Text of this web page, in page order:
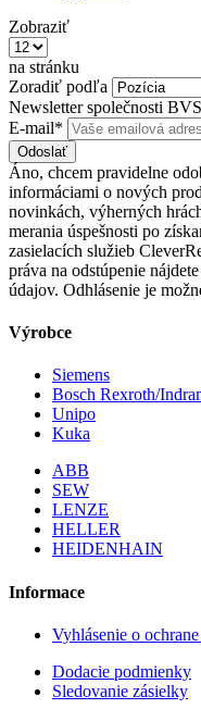
Zobraziť
na stránku
Zoradiť podľa
Newsletter společnosti BVS
E-mail*
Odoslať
Áno, chcem pravidelne
informáciami o nových
novinkách, výherných
merania úspešnosti po
zasielacích služieb
práva na odstúpenie
údajov. Odhlásenie je
Výrobce
Siemens
Bosch Rexroth/
Unipo
Kuka
ABB
SEW
LENZE
HELLER
HEIDENHAIN
Informace
Vyhlásenie o
Dodacie podmienky
Sledovanie zásielky